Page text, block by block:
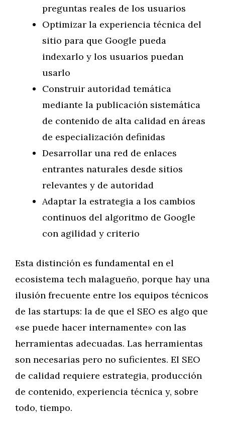
preguntas reales de los usuarios
Optimizar la experiencia técnica del
sitio para que Google pueda
indexarlo y los usuarios puedan
usarlo
Construir autoridad temática
mediante la publicación sistemática
de contenido de alta calidad en áreas
de especialización definidas
Desarrollar una red de enlaces
entrantes naturales desde sitios
relevantes y de autoridad
Adaptar la estrategia a los cambios
continuos del algoritmo de Google
con agilidad y criterio
Esta distinción es fundamental en el
ecosistema tech malagueño, porque hay una
ilusión frecuente entre los equipos técnicos
de las startups: la de que el SEO es algo que
«se puede hacer internamente» con las
herramientas adecuadas. Las herramientas
son necesarias pero no suficientes. El SEO
de calidad requiere estrategia, producción
de contenido, experiencia técnica y, sobre
todo, tiempo.